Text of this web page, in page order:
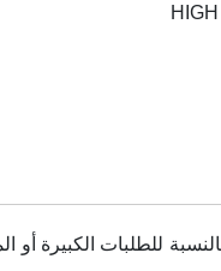
HIGH
للطلبات الكبيرة أو